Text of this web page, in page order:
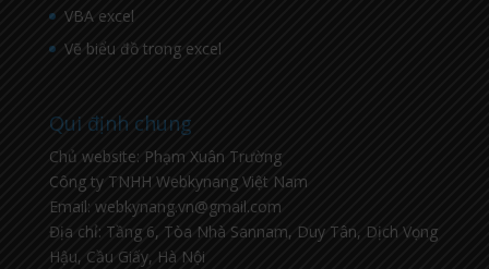
VBA excel
Vẽ biểu đồ trong excel
Qui định chung
Chủ website: Phạm Xuân Trường
Công ty TNHH Webkynang Việt Nam
Email: webkynang.vn@gmail.com
Địa chỉ: Tầng 6, Tòa Nhà Sannam, Duy Tân, Dịch Vọng
Hậu, Cầu Giấy, Hà Nội